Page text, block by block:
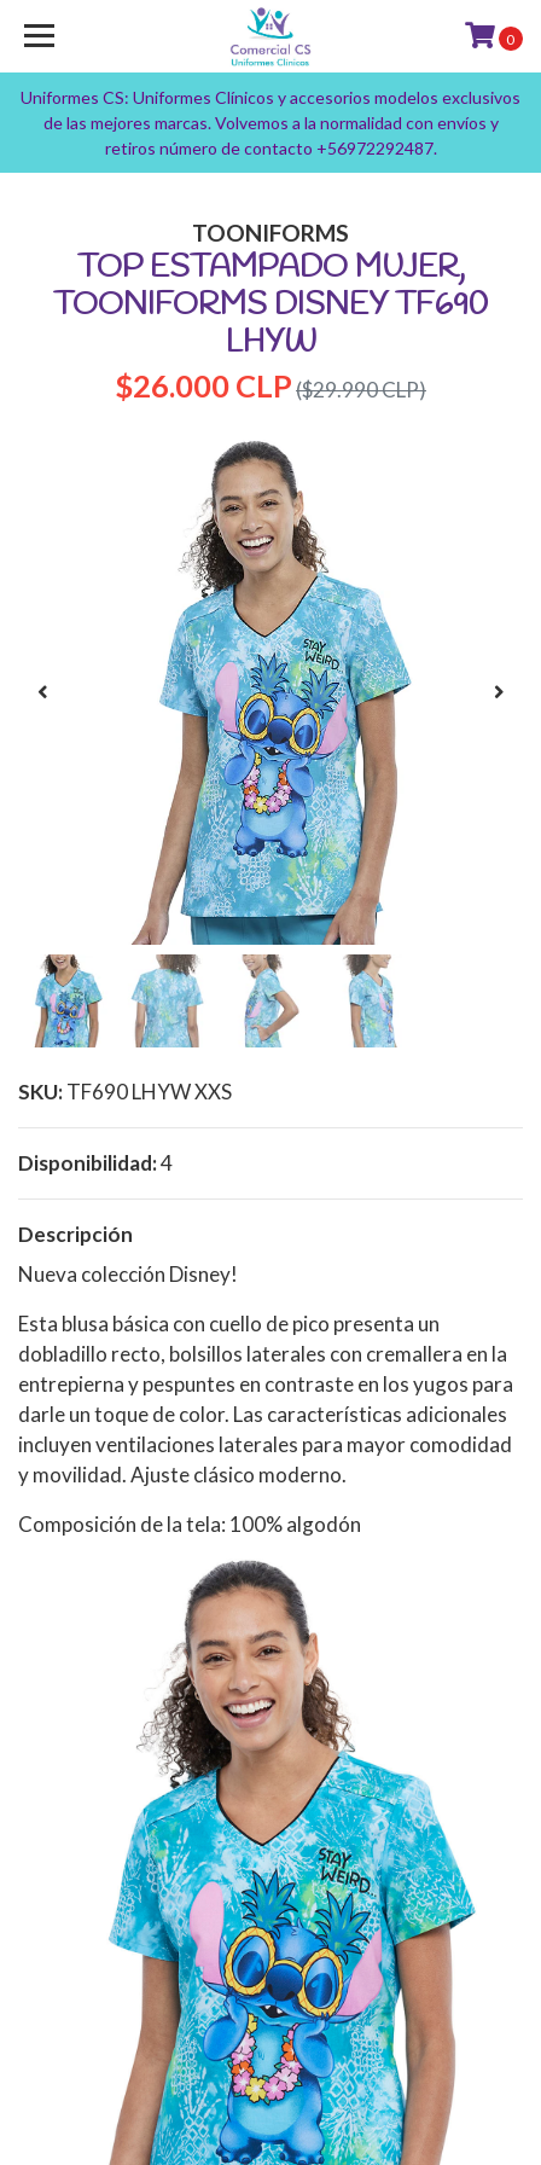
Uniformes CS: Uniformes Clínicos y accesorios modelos exclusivos
de las mejores marcas. Volvemos a la normalidad con envíos y
retiros número de contacto +56972292487.
0
TOONIFORMS
TOP ESTAMPADO MUJER,
TOONIFORMS DISNEY TF690
LHYW
$26.000 CLP($29.990 CLP)
SKU:TF690 LHYW XXS
Disponibilidad:4
Descripción
Nueva colección Disney!
Esta blusa básica con cuello de pico presenta un
dobladillo recto, bolsillos laterales con cremallera en la
entrepierna y pespuntes en contraste en los yugos para
darle un toque de color. Las características adicionales
incluyen ventilaciones laterales para mayor comodidad
y movilidad. Ajuste clásico moderno.
Composición de la tela: 100% algodón